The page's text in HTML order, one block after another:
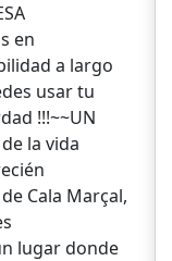
en
a largo
usar tu
!!!~~UN
la vida
Cala Marçal,
lugar donde